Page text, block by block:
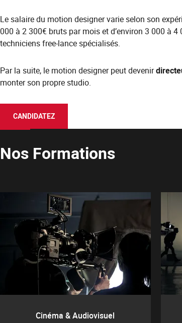
Le salaire du motion designer varie selon son
000 à 2 300€ bruts par mois et d’environ 3 000 à
techniciens free-lance spécialisés.
Par la suite, le motion designer peut devenir
monter son propre studio.
CANDIDATEZ
Nos Formations
Cinéma & Audiovisuel